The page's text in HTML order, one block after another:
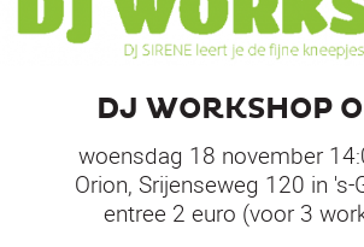
DJ WORKSHOP
woensdag 18 november
Orion, Srijenseweg 120 in 's-
entree 2 euro (voor 3